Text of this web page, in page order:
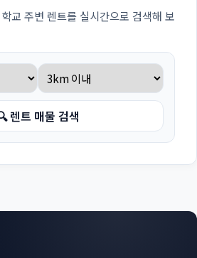
교 주변 렌트를 실시간으로 검색해 보
렌트 매물 검색